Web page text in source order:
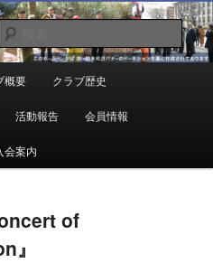
クラブ
検
索
概要 クラブ歴史
活動報告 会員情報
会案内
of
』